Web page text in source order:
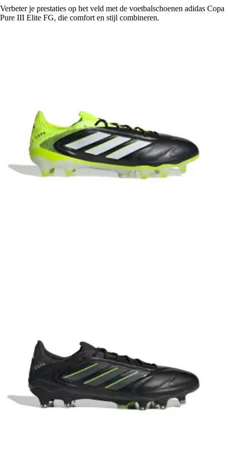
Verbeter je prestaties op het veld met de voetbalschoenen adidas Copa
Pure III Elite FG, die comfort en stijl combineren.